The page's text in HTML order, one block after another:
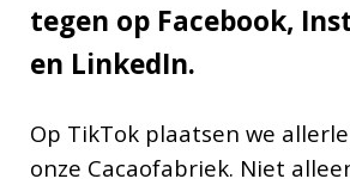
tegen op Facebook,
en LinkedIn.
Op TikTok plaatsen we
onze Cacaofabriek. Niet